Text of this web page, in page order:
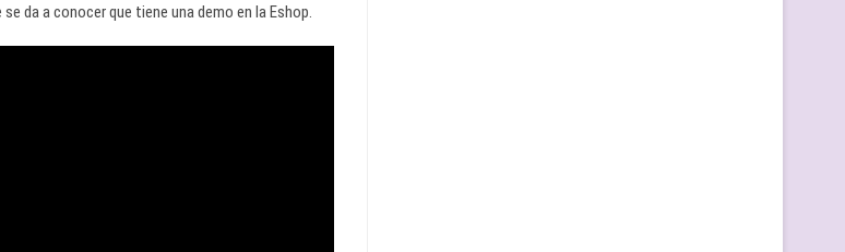
da a conocer que tiene una demo en la Eshop.